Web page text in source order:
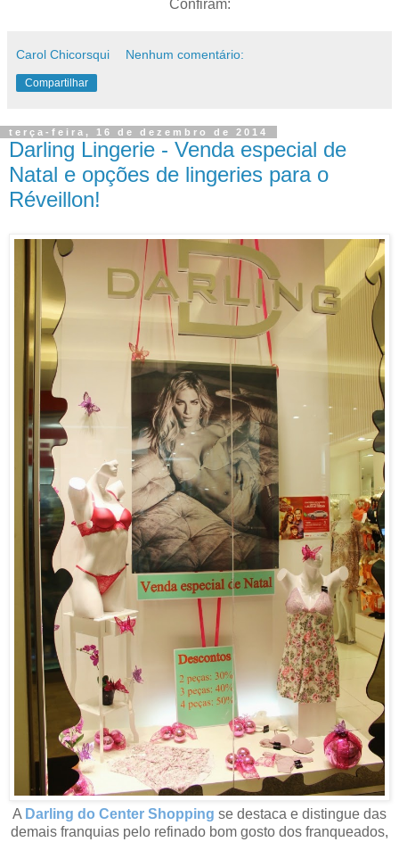
Confiram:
Carol Chicorsqui Nenhum comentário:
Compartilhar
terça-feira, 16 de dezembro de 2014
Darling Lingerie - Venda especial de
Natal e opções de lingeries para o
Réveillon!
A Darling do Center Shopping se destaca e distingue das
demais franquias pelo refinado bom gosto dos franqueados,